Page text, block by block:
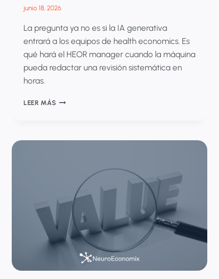
junio 18, 2026
La pregunta ya no es si la IA generativa
entrará a los equipos de health economics. Es
qué hará el HEOR manager cuando la máquina
pueda redactar una revisión sistemática en
horas.
LEER MÁSEL
HEOR
LA
GENERATIVA